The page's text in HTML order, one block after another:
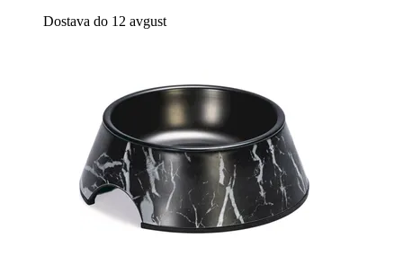
Dostava do 12 avgust